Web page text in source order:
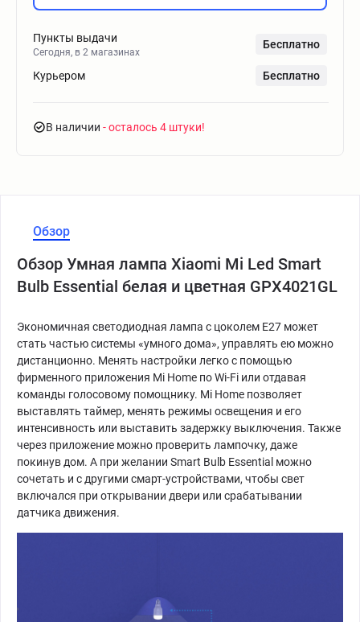
Пункты выдачи
Сегодня, в 2 магазинах
Бесплатно
Курьером Бесплатно
В наличии - осталось 4 штуки
Обзор
Обзор Умная лампа Xiaomi Mi Led Smart
Bulb Essential белая и цветная GPX4021GL
Экономичная светодиодная лампа с цоколем Е27 может
стать частью системы «умного дома», управлять ею можно
дистанционно. Менять настройки легко с помощью
фирменного приложения Mi Home по Wi-Fi или отдавая
команды голосовому помощнику. Mi Home позволяет
выставлять таймер, менять режимы освещения и его
интенсивность или выставить задержку выключения. Также
через приложение можно проверить лампочку, даже
покинув дом. А при желании Smart Bulb Essential можно
сочетать и с другими смарт-устройствами, чтобы свет
включался при открывании двери или срабатывании
датчика движения.